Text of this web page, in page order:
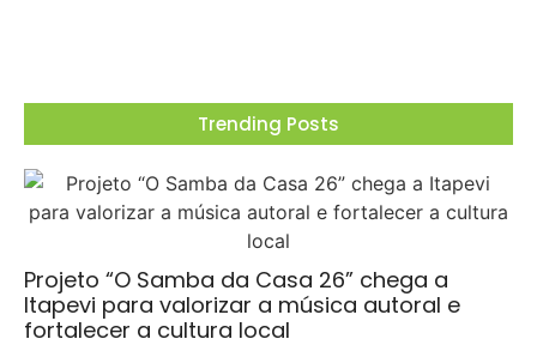
Trending Posts
Projeto “O Samba da Casa 26” chega a
Itapevi para valorizar a música autoral e
fortalecer a cultura local